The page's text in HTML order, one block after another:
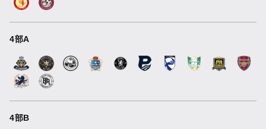
4部A
4部B